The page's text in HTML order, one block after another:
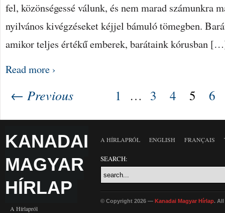
fel, közönségessé válunk, és nem marad számunkra
nyilvános kivégzéseket kéjjel bámuló tömegben.
amikor teljes értékű emberek, barátaink kórusban
Read more ›
← Previous 1 … 3 4 5 6
KANADAI
MAGYAR
HÍRLAP
A Hírlapról
A HÍRLAPRÓL ENGLISH FRANÇAIS
SEARCH:
© Copyright 2026 — Kanadai Magyar Hírlap. All